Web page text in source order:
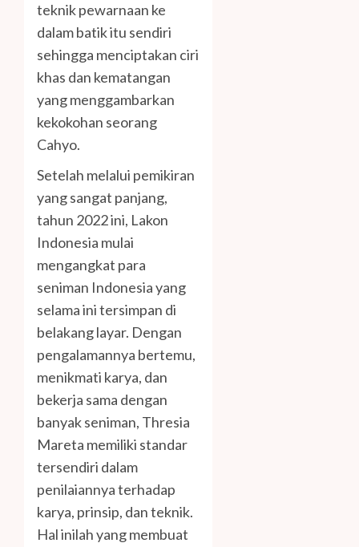
teknik pewarnaan ke
dalam batik itu sendiri
sehingga menciptakan ciri
khas dan kematangan
yang menggambarkan
kekokohan seorang
Cahyo.
Setelah melalui pemikiran
yang sangat panjang,
tahun 2022 ini, Lakon
Indonesia mulai
mengangkat para
seniman Indonesia yang
selama ini tersimpan di
belakang layar. Dengan
pengalamannya bertemu,
menikmati karya, dan
bekerja sama dengan
banyak seniman, Thresia
Mareta memiliki standar
tersendiri dalam
penilaiannya terhadap
karya, prinsip, dan teknik.
Hal inilah yang membuat